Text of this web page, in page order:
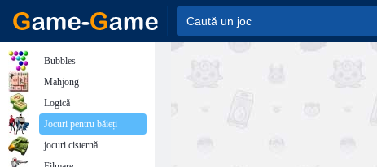
Bubbles
Mahjong
Logică
Jocuri pentru băieți
jocuri cisternă